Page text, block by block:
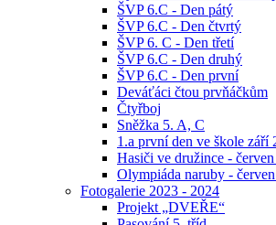
ŠVP 6.C - Den pátý
ŠVP 6.C - Den čtvrtý
ŠVP 6. C - Den třetí
ŠVP 6.C - Den druhý
ŠVP 6.C - Den první
Deváťáci čtou prvňáčkům
Čtyřboj
Sněžka 5. A, C
1.a první den ve škole září
Hasiči ve družince -
Olympiáda naruby -
Fotogalerie 2023 - 2024
Projekt „DVEŘE“